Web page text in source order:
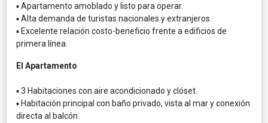
▪ Apartamento amoblado y listo para operar.
▪ Alta demanda de turistas nacionales y extranjeros.
▪ Excelente relación costo-beneficio frente a edificios de
primera línea.
El Apartamento
▪ 3 Habitaciones con aire acondicionado y clóset.
▪ Habitación principal con baño privado, vista al mar y conexión
directa al balcón.